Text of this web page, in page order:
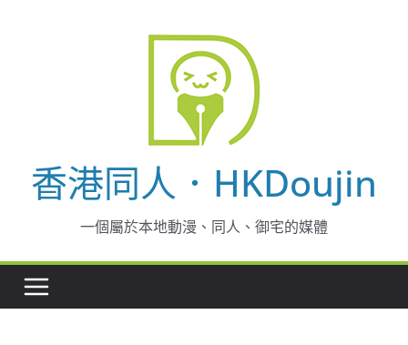
香港同人．HKDoujin
一個屬於本地動漫、同人、御宅的媒體